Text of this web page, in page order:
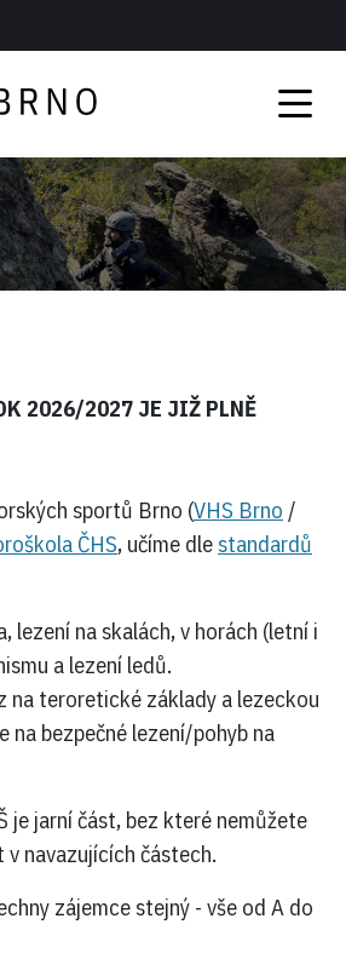
2026/2027 JE JIŽ PLNĚ
sportů Brno (VHS Brno /
ČHS, učíme dle standardů
lezení na skalách, v horách (letní i
a lezení ledů.
na teroretické základy a lezeckou
na bezpečné lezení/pohyb na
je jarní část, bez které nemůžete
navazujících částech.
zájemce stejný - vše od A do